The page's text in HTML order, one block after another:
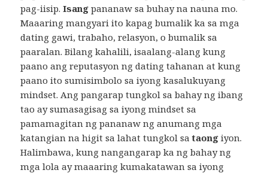
pag-iisip.Isang pananaw sa buhay na nauna mo.
Maaaring mangyari ito kapag bumalik ka sa mga
dating gawi, trabaho, relasyon, o bumalik sa
paaralan. Bilang kahalili, isaalang-alang kung
paano ang reputasyon ng dating tahanan at kung
paano ito sumisimbolo sa iyong kasalukuyang
mindset. Ang pangarap tungkol sa bahay ng ibang
tao ay sumasagisag sa iyong mindset sa
pamamagitan ng pananaw ng anumang mga
katangian na higit sa lahat tungkol sataong iyon.
Halimbawa, kung nangangarap ka ng bahay ng
mga lola ay maaaring kumakatawan sa iyong